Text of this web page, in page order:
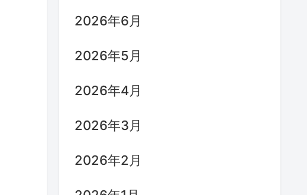
2026年6月
2026年5月
2026年4月
2026年3月
2026年2月